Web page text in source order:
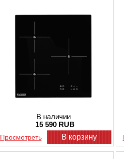
В наличии
15 590 RUB
Просмотреть В корзину